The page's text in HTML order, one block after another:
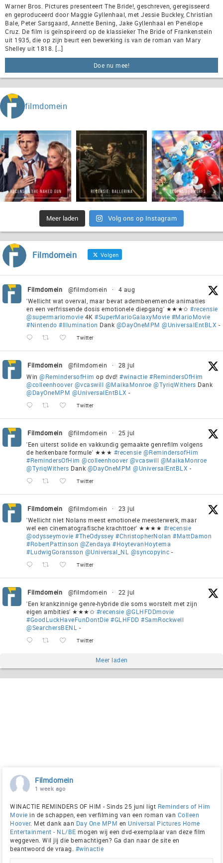
Warner Bros. Pictures presenteert The Bride!, geschreven, geregisseerd
en geproduceerd door Maggie Gyllenhaal, met Jessie Buckley, Christian
Bale, Peter Sarsgaard, Annette Bening, Jake Gyllenhaal en Penélope
Cruz. De film is geïnspireerd op de klassieker The Bride of Frankenstein
uit 1935, die op zijn beurt een bewerking is van de roman van Mary
Shelley uit 1818. […]
Doe nu mee!
filmdomein
Meer laden Volg ons op Instagram
Filmdomein Volgen
Filmdomein @filmdomein ·
4 aug
'Wellicht wat overval, maar bevat adembenemende animaties
en een verfrissende dosis emotionele diepgang' ★★★✩ #recensie
@supermariomovie 4K #SuperMarioGalaxyMovie #MarioMovie
#Nintendo #Illumination Dank @DayOneMPM @UniversalEntBLX -
Twitter
Filmdomein @filmdomein ·
28 jul
Win @RemindersofHim op dvd! #winactie #RemindersOfHim
@colleenhoover @vcaswill @MaikaMonroe @TyriqWithers Dank
@DayOneMPM @UniversalEntBLX -
Twitter
Filmdomein @filmdomein ·
25 jul
'Een uiterst solide en vakkundig gemaakte genrefilm volgens
de herkenbare formule' ★★★ #recensie @RemindersofHim
#RemindersOfHim @colleenhoover @vcaswill @MaikaMonroe
@TyriqWithers Dank @DayOneMPM @UniversalEntBLX -
Twitter
Filmdomein @filmdomein ·
23 jul
'Wellicht niet Nolans meest emotionele meesterwerk, maar
wel een cinematografische krachttoer' ★★★★ #recensie
@odysseymovie #TheOdyssey #ChristopherNolan #MattDamon
#RobertPattinson @Zendaya #HoytevanHoytema
#LudwigGoransson @Universal_NL @syncopyinc -
Twitter
Filmdomein @filmdomein ·
22 jul
'Een krankzinnige genre-hybride die soms worstelt met zijn
eigen ambities' ★★★✩ #recensie @GLHFDDmovie
#GoodLuckHaveFunDontDie #GLHFDD #SamRockwell
@SearchersBENL -
Twitter
Meer laden
Filmdomein
1 week ago
WINACTIE REMINDERS OF HIM - Sinds 25 juni ligt Reminders of Him
Movie in de schappen, een verfilming van een roman van Colleen
Hoover. Met dank aan Day One MPM en Universal Pictures Home
Entertainment - NL/BE mogen wij een dvd-exemplaar van deze film
weggeven. Wil jij die bemachtigen? Ga dan naar de site en
beantwoord de vraag. #winactie